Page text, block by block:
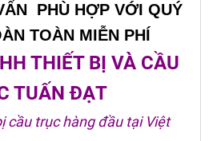
PHÙ HỢP VỚI QUÝ
TOÀN MIỄN PHÍ
THIẾT BỊ VÀ CẦU
TUẤN ĐẠT
cầu trục hàng đầu tại Việt